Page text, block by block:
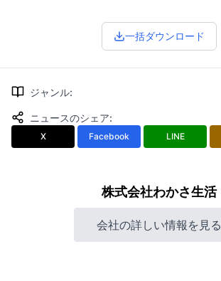
一括ダウンロード
ジャンル:
ニュースのシェア:
X Facebook LINE
株式会社わかさ生活
会社の詳しい情報を見る